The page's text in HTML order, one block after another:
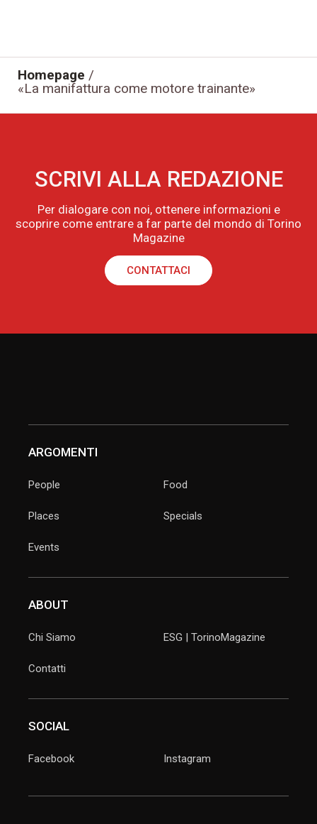
Homepage /
«La manifattura come motore trainante»
SCRIVI ALLA REDAZIONE
Per dialogare con noi, ottenere informazioni e
scoprire come entrare a far parte del mondo di Torino
Magazine
CONTATTACI
ARGOMENTI
People
Places
Events
Food
Specials
ABOUT
Chi Siamo
Contatti
ESG | TorinoMagazine
SOCIAL
Facebook Instagram